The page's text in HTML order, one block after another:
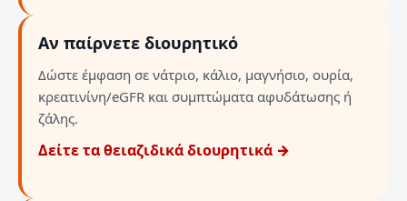
Αν παίρνετε διουρητικό
Δώστε έμφαση σε νάτριο, κάλιο, μαγνήσιο, ουρία,
κρεατινίνη/eGFR και συμπτώματα αφυδάτωσης ή
ζάλης.
Δείτε τα θειαζιδικά διουρητικά →